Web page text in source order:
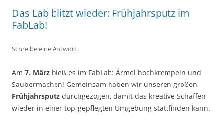
Das Lab blitzt wieder: Frühjahrsputz im
FabLab!
Schreibe eine Antwort
Am 7. März hieß es im FabLab: Ärmel hochkrempeln und
Saubermachen! Gemeinsam haben wir unseren großen
Frühjahrsputz durchgezogen, damit das kreative Schaffen
wieder in einer top-gepflegten Umgebung stattfinden kann.